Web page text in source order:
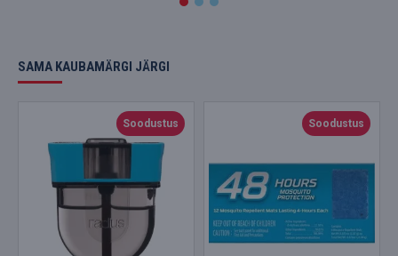
SAMA KAUBAMÄRGI JÄRGI
Soodustus Soodustus